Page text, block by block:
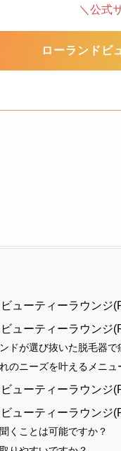
＼公式
ローランドビ
ューティーラウンジ
ューティーラウンジ
ドが選び抜いた脱毛器で
のニーズを叶えるメニュ
ューティーラウンジ
ューティーラウンジ
くことは可能ですか？